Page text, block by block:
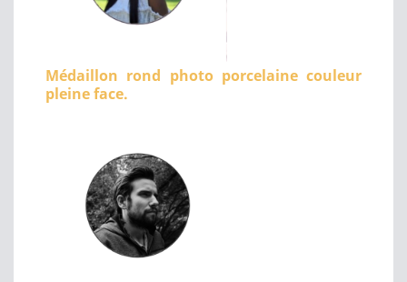
Médaillon rond photo porcelaine couleur
pleine face.